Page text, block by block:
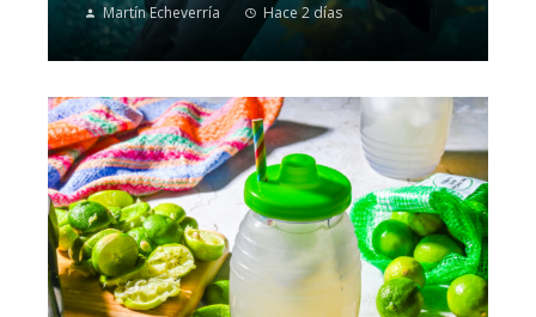
Martín Echeverría Hace 2 días